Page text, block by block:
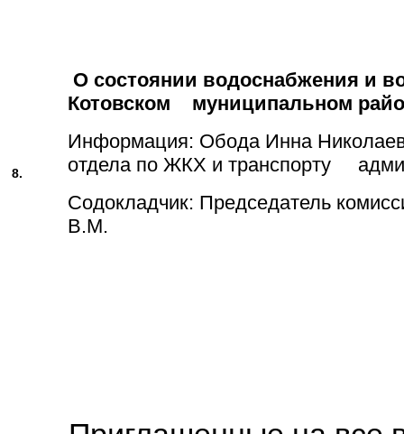
8.
О состоянии водоснабжения и
Котовском муниципальном
Информация: Обода Инна
отдела по ЖКХ и транспорту
Содокладчик: Председатель
В.М.